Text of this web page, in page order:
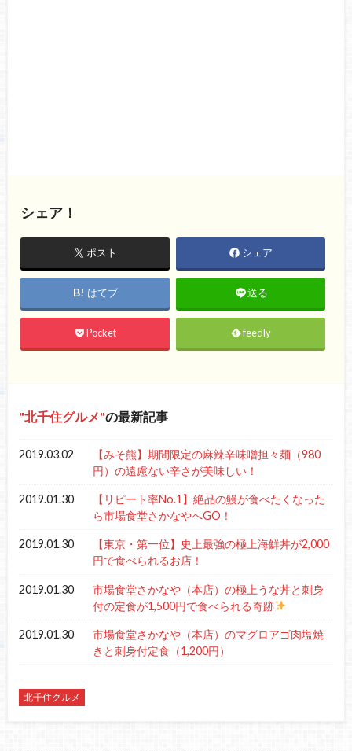
シェア！
ポスト シェア
はてブ 送る
Pocket feedly
北千住グルメ の最新記事
2019.03.02
【みそ熊】期間限定の麻辣辛味噌担々麺（980
円）の遠慮ない辛さが美味しい！
2019.01.30
【リピート率No.1】絶品の鰻が食べたくなった
ら市場食堂さかなやへGO！
2019.01.30
【東京・第一位】史上最強の極上海鮮丼が2,000
円で食べられるお店！
2019.01.30
市場食堂さかなや（本店）の極上うな丼と刺身
付の定食が1,500円で食べられる奇跡
2019.01.30
市場食堂さかなや（本店）のマグロアゴ肉塩焼
きと刺身付定食（1,200円）
北千住グルメ